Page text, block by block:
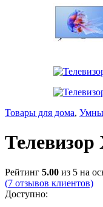
Товары для дома,
Рейтинг 5.00 из 5 на
(7 отзывов клиентов)
Доступно: